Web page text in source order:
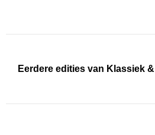
Eerdere edities van Klassiek